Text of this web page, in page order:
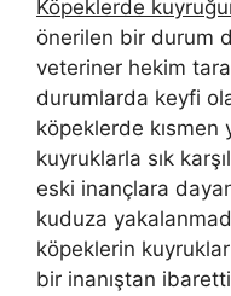
Köpeklerde
önerilen bir durum
veteriner hekim
durumlarda keyfi
köpeklerde
kuyruklarla sık
eski inançlara
kuduza
köpeklerin
bir inanıştan